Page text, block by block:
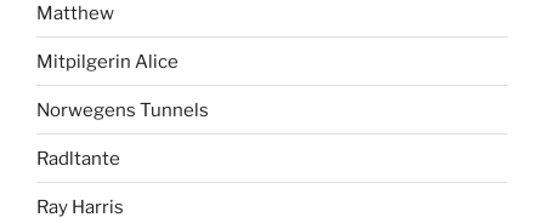
Matthew
Mitpilgerin Alice
Norwegens Tunnels
Radltante
Ray Harris